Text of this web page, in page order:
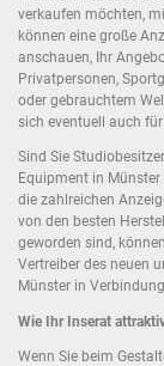
verkaufen möchten,
können eine große
anschauen, Ihr
Privatpersonen,
oder gebrauchtem
sich eventuell auch
Sind Sie
Equipment in Münster
die zahlreichen
von den besten
geworden sind,
Vertreiber des neuen
Münster in
Wie Ihr Inserat
Wenn Sie beim